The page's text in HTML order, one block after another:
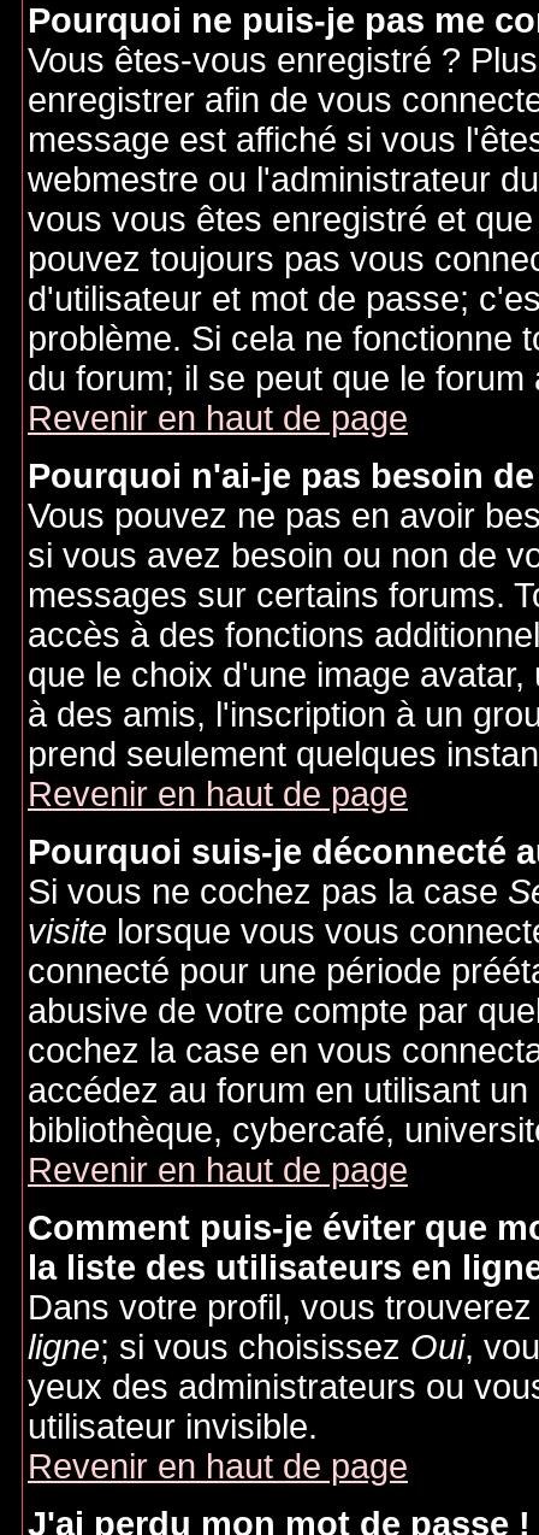
Pourquoi ne puis-je pas me
Vous êtes-vous enregistré ?
enregistrer afin de vous
message est affiché si vous
webmestre ou l'administrateur
vous vous êtes enregistré et
pouvez toujours pas vous
d'utilisateur et mot de passe;
problème. Si cela ne fonctionne
du forum; il se peut que le
Revenir en haut de page
Pourquoi n'ai-je pas besoin
Vous pouvez ne pas en avoir
si vous avez besoin ou non de
messages sur certains forums.
accès à des fonctions
que le choix d'une image
à des amis, l'inscription à un
prend seulement quelques
Revenir en haut de page
Pourquoi suis-je déconnecté
Si vous ne cochez pas la case
visite lorsque vous vous
connecté pour une période
abusive de votre compte par
cochez la case en vous
accédez au forum en utilisant
bibliothèque, cybercafé,
Revenir en haut de page
Comment puis-je éviter que
la liste des utilisateurs en
Dans votre profil, vous
ligne; si vous choisissez Oui,
yeux des administrateurs ou
utilisateur invisible.
Revenir en haut de page
J'ai perdu mon mot de passe !